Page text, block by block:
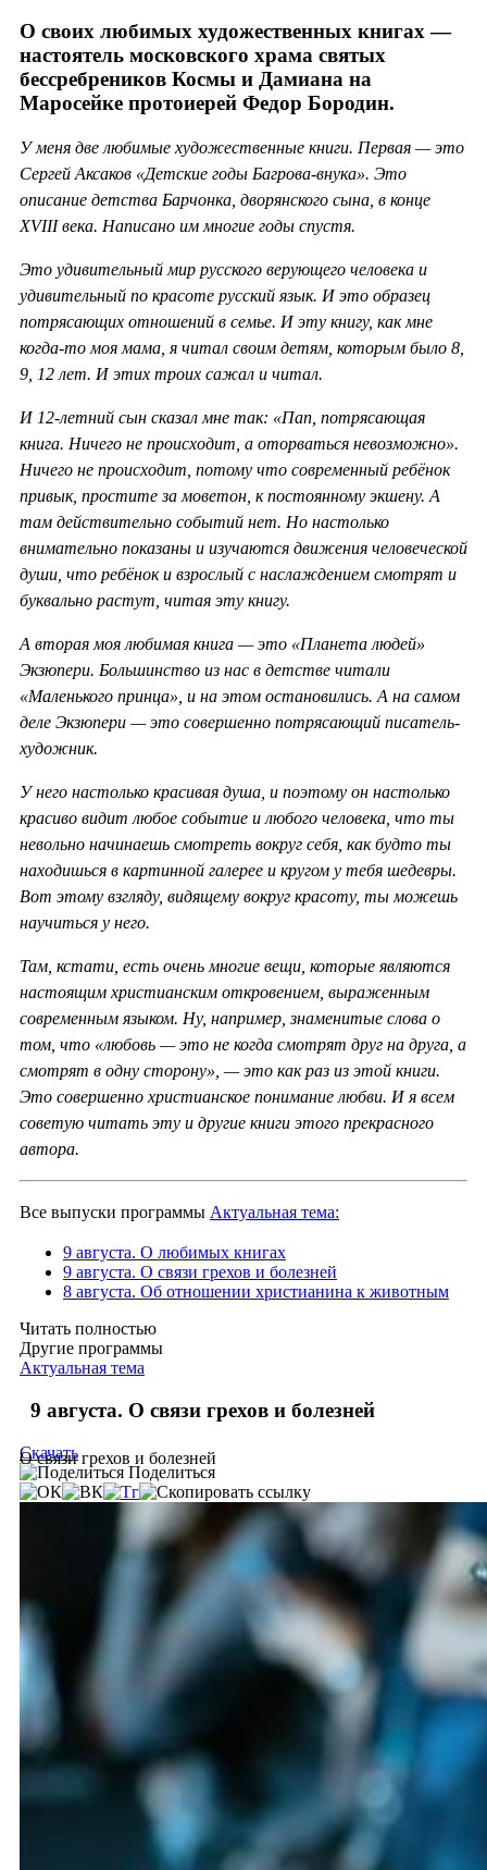
О своих любимых художественных книгах —
настоятель московского храма святых
бессребреников Космы и Дамиана на
Маросейке протоиерей Федор Бородин.
У меня две любимые художественные книги. Первая — это
Сергей Аксаков «Детские годы Багрова-внука». Это
описание детства Барчонка, дворянского сына, в конце
XVIII века. Написано им многие годы спустя.
Это удивительный мир русского верующего человека и
удивительный по красоте русский язык. И это образец
потрясающих отношений в семье. И эту книгу, как мне
когда-то моя мама, я читал своим детям, которым было 8,
9, 12 лет. И этих троих сажал и читал.
И 12-летний сын сказал мне так: «Пап, потрясающая
книга. Ничего не происходит, а оторваться невозможно».
Ничего не происходит, потому что современный ребёнок
привык, простите за моветон, к постоянному экшену. А
там действительно событий нет. Но настолько
внимательно показаны и изучаются движения человеческой
души, что ребёнок и взрослый с наслаждением смотрят и
буквально растут, читая эту книгу.
А вторая моя любимая книга — это «Планета людей»
Экзюпери. Большинство из нас в детстве читали
«Маленького принца», и на этом остановились. А на самом
деле Экзюпери — это совершенно потрясающий писатель-
художник.
У него настолько красивая душа, и поэтому он настолько
красиво видит любое событие и любого человека, что ты
невольно начинаешь смотреть вокруг себя, как будто ты
находишься в картинной галерее и кругом у тебя шедевры.
Вот этому взгляду, видящему вокруг красоту, ты можешь
научиться у него.
Там, кстати, есть очень многие вещи, которые являются
настоящим христианским откровением, выраженным
современным языком. Ну, например, знаменитые слова о
том, что «любовь — это не когда смотрят друг на друга, а
смотрят в одну сторону», — это как раз из этой книги.
Это совершенно христианское понимание любви. И я всем
советую читать эту и другие книги этого прекрасного
автора.
Все выпуски программы Актуальная тема:
9 августа. О любимых книгах
9 августа. О связи грехов и болезней
8 августа. Об отношении христианина к животным
Читать полностью
Другие программы
Актуальная тема
9 августа. О связи грехов и болезней
О связи грехов и болезней
Скачать
Поделиться